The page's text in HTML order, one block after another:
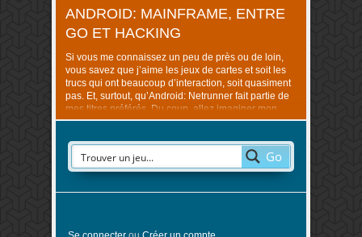
ANDROID: MAINFRAME, ENTRE
GO ET HACKING
Si vous me connaissez un peu de près ou de loin,
vous savez que j’aime les jeux de cartes et soit les
trucs qui ont beaucoup d’interaction, soit quasiment
pas. Et, surtout, qu’Android: Netrunner fait partie de
mes titres préférés. Du coup, allez imaginer mon
plaisir quand Shanouillette m’a fait passer un
Go